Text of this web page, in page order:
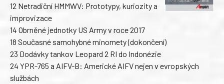
12 Netradiční HMMWV: Prototypy, kuriozity a
improvizace
14 Obrněné jednotky US Army v roce 2017
18 Současné samohybné minomety (dokončení)
23 Dodávky tankov Leopard 2 RI do Indonézie
24 YPR-765 a AIFV-B: Americké AIFV nejen v evropských
službách